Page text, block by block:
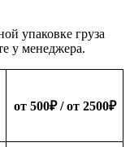
упаковке груза
у менеджера.
от 500₽/ от 2500₽